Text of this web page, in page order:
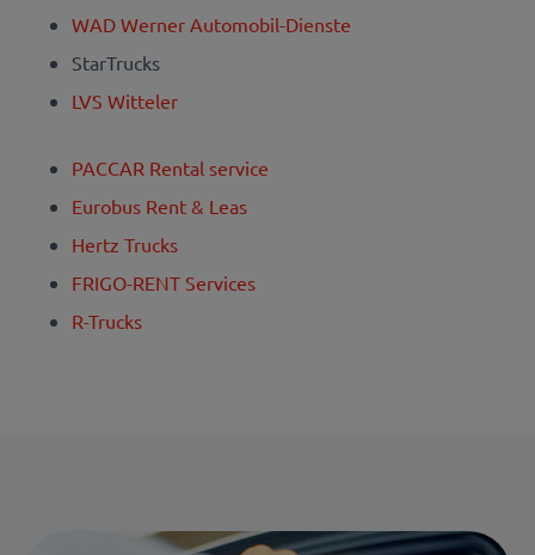
WAD Werner Automobil-Dienste
StarTrucks
LVS Witteler
PACCAR Rental service
Eurobus Rent & Leas
Hertz Trucks
FRIGO-RENT Services
R-Trucks